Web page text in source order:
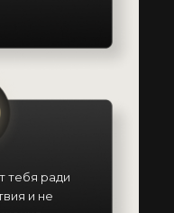
тебя ради
и не